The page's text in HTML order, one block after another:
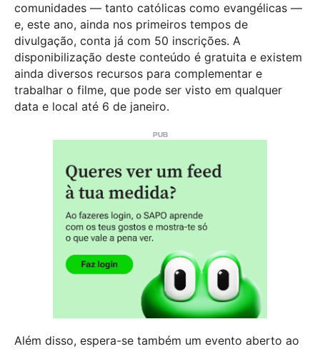
comunidades — tanto católicas como evangélicas —
e, este ano, ainda nos primeiros tempos de
divulgação, conta já com 50 inscrições. A
disponibilização deste conteúdo é gratuita e existem
ainda diversos recursos para complementar e
trabalhar o filme, que pode ser visto em qualquer
data e local até 6 de janeiro.
Além disso, espera-se também um evento aberto ao